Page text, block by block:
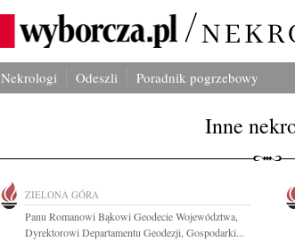
Nekrologi Odeszli Poradnik pogrzebowy
Inne
ZIELONA GÓRA
Panu Romanowi Bąkowi Geodecie Województwa,
Dyrektorowi Departamentu Geodezji, Gospodarki...